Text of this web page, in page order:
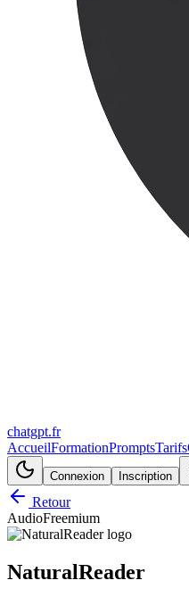
chatgpt.fr
AccueilFormationPromptsTarifs
Connexion Inscription
Retour
AudioFreemium
NaturalReader